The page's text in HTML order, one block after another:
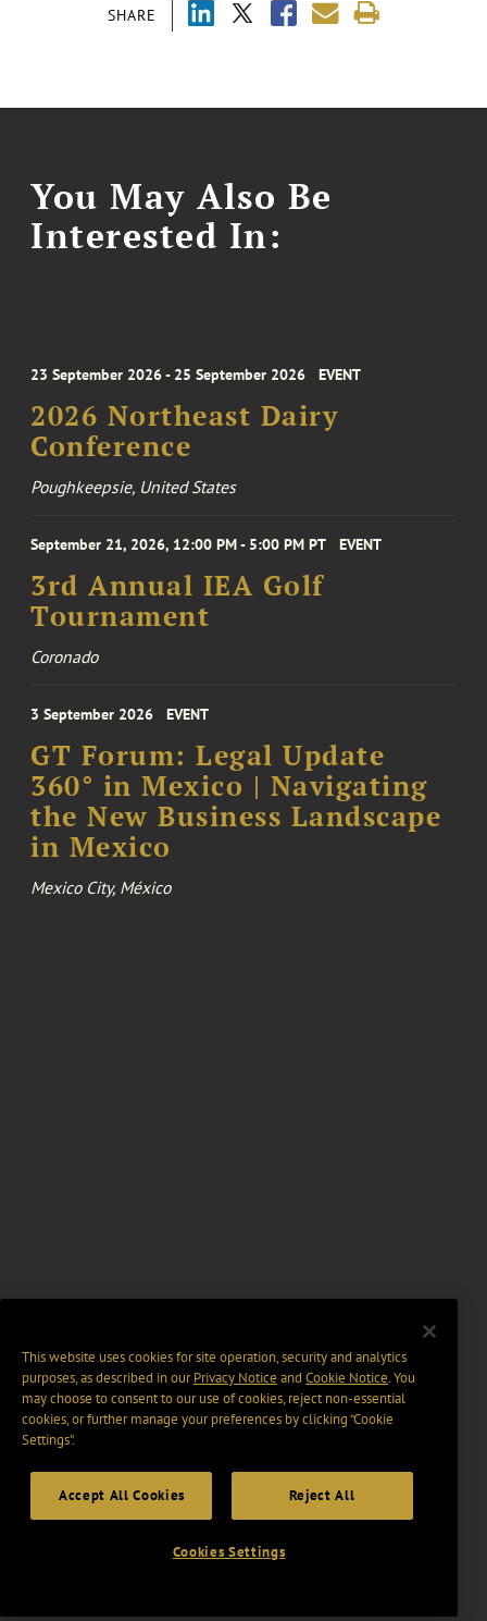
SHARE
You May Also Be
Interested In:
23 September 2026 - 25 September 2026 EVENT
2026 Northeast Dairy
Conference
Poughkeepsie, United States
September 21, 2026, 12:00 PM - 5:00 PM PT EVENT
3rd Annual IEA Golf
Tournament
Coronado
3 September 2026 EVENT
GT Forum: Legal Update
360° in Mexico | Navigating
the New Business Landscape
in Mexico
Mexico City, México
This website uses cookies for site operation, security and analytics
purposes, as described in ourPrivacy Notice and Cookie Notice. You
may choose to consent to our use of cookies, reject non-essential
cookies, or further manage your preferences by clicking “Cookie
Settings".
Accept All Cookies Reject All
Cookies Settings